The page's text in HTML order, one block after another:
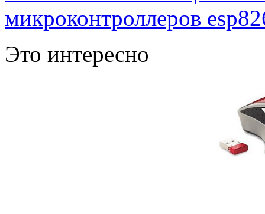
микроконтроллеров
Это интересно